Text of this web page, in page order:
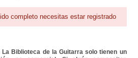
completo necesitas estar registrado
Biblioteca de la Guitarra solo tienen un